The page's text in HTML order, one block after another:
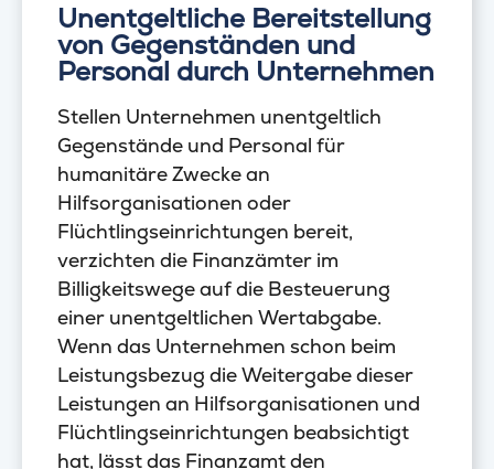
Unentgeltliche Bereitstellung
von Gegenständen und
Personal durch Unternehmen
Stellen Unternehmen unentgeltlich
Gegenstände und Personal für
humanitäre Zwecke an
Hilfsorganisationen oder
Flüchtlingseinrichtungen bereit,
verzichten die Finanzämter im
Billigkeitswege auf die Besteuerung
einer unentgeltlichen Wertabgabe.
Wenn das Unternehmen schon beim
Leistungsbezug die Weitergabe dieser
Leistungen an Hilfsorganisationen und
Flüchtlingseinrichtungen beabsichtigt
hat, lässt das Finanzamt den